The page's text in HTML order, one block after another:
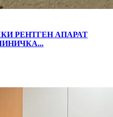
РЕНТГЕН АПАРАТ